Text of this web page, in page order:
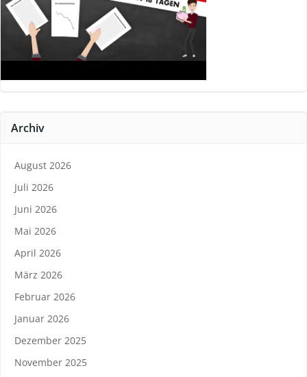
Archiv
August 2026
Juli 2026
Juni 2026
Mai 2026
April 2026
März 2026
Februar 2026
Januar 2026
Dezember 2025
November 2025